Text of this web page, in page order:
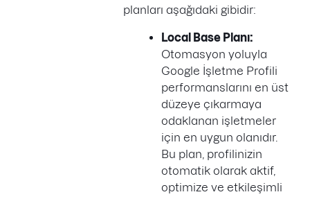
planları aşağıdaki gibidir:
Local Base Planı:
Otomasyon yoluyla
Google İşletme Profili
performanslarını en üst
düzeye çıkarmaya
odaklanan işletmeler
için en uygun olanıdır.
Bu plan, profilinizin
otomatik olarak aktif,
optimize ve etkileşimli